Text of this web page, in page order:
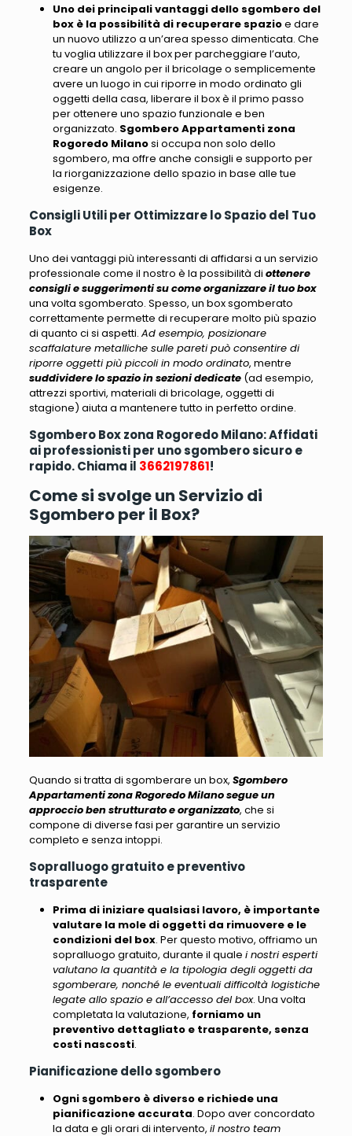
Uno dei principali vantaggi dello sgombero del
box è la possibilità di recuperare spazioe dare
un nuovo utilizzo a un’area spesso dimenticata. Che
tu voglia utilizzare il box per parcheggiare l’auto,
creare un angolo per il bricolage o semplicemente
avere un luogo in cui riporre in modo ordinato gli
oggetti della casa, liberare il box è il primo passo
per ottenere uno spazio funzionale e ben
organizzato. Sgombero Appartamenti zona
Rogoredo Milanosi occupa non solo dello
sgombero, ma offre anche consigli e supporto per
la riorganizzazione dello spazio in base alle tue
esigenze.
Consigli Utili per Ottimizzare lo Spazio del Tuo
Box
Uno dei vantaggi più interessanti di affidarsi a un servizio
professionale come il nostro è la possibilità di ottenere
consigli e suggerimenti su come organizzare il tuo box
una volta sgomberato. Spesso, un box sgomberato
correttamente permette di recuperare molto più spazio
di quanto ci si aspetti. Ad esempio, posizionare
scaffalature metalliche sulle pareti può consentire di
riporre oggetti più piccoli in modo ordinato, mentre
suddividere lo spazio in sezioni dedicate(ad esempio,
attrezzi sportivi, materiali di bricolage, oggetti di
stagione) aiuta a mantenere tutto in perfetto ordine.
Sgombero Box zona Rogoredo Milano: Affidati
ai professionisti per uno sgombero sicuro e
rapido. Chiama il 3662197861!
Come si svolge un Servizio di
Sgombero per il Box?
Quando si tratta di sgomberare un box, Sgombero
Appartamenti zona Rogoredo Milano segue un
approccio ben strutturato e organizzato, che si
compone di diverse fasi per garantire un servizio
completo e senza intoppi.
Sopralluogo gratuito e preventivo
trasparente
Prima di iniziare qualsiasi lavoro, è importante
valutare la mole di oggetti da rimuovere e le
condizioni del box. Per questo motivo, offriamo un
sopralluogo gratuito, durante il quale i nostri esperti
valutano la quantità e la tipologia degli oggetti da
sgomberare, nonché le eventuali difficoltà logistiche
legate allo spazio e all’accesso del box. Una volta
completata la valutazione, forniamo un
preventivo dettagliato e trasparente, senza
costi nascosti.
Pianificazione dello sgombero
Ogni sgombero è diverso e richiede una
pianificazione accurata. Dopo aver concordato
la data e gli orari di intervento, il nostro team